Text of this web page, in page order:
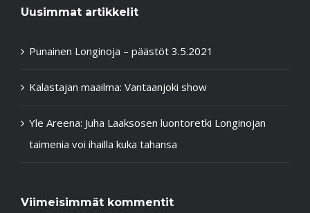
Uusimmat artikkelit
Punainen Longinoja – päästöt 3.5.2021
Kalastajan maailma: Vantaanjoki show
Yle Areena: Juha Laaksosen luontoretki Longinojan
taimenia voi ihailla kuka tahansa
Viimeisimmät kommentit